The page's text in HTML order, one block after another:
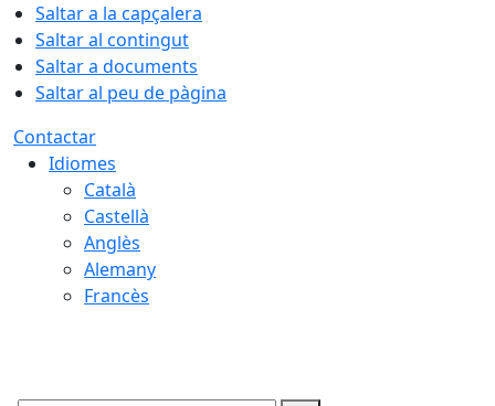
Saltar a la capçalera
Saltar al contingut
Saltar a documents
Saltar al peu de pàgina
Contactar
Idiomes
Català
Castellà
Anglès
Alemany
Francès